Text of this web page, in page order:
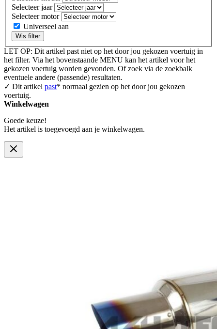
Selecteer jaar
Selecteer motor
Universeel aan
Wis filter
LET OP: Dit artikel past niet op het door jou gekozen voertuig in
het filter. Via het bovenstaande MENU kan het artikel voor het
gekozen voertuig worden gevonden. Of zoek via de zoekbalk
eventuele andere (passende) resultaten.
✓ Dit artikel past* normaal gezien op het door jou gekozen
voertuig.
Winkelwagen
Goede keuze!
Het artikel is toegevoegd aan je winkelwagen.